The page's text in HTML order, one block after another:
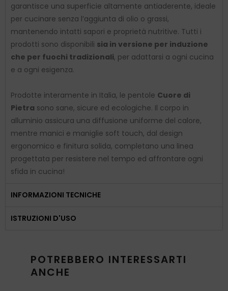
garantisce una superficie altamente antiaderente, ideale
per cucinare senza l’aggiunta di olio o grassi,
mantenendo intatti sapori e proprietà nutritive. Tutti i
prodotti sono disponibili sia in versione per induzione
che per fuochi tradizionali, per adattarsi a ogni cucina
e a ogni esigenza.
Prodotte interamente in Italia, le pentole Cuore di
Pietra sono sane, sicure ed ecologiche. Il corpo in
alluminio assicura una diffusione uniforme del calore,
mentre manici e maniglie soft touch, dal design
ergonomico e finitura solida, completano una linea
progettata per resistere nel tempo ed affrontare ogni
sfida in cucina!
INFORMAZIONI TECNICHE
ISTRUZIONI D'USO
POTREBBERO INTERESSARTI
ANCHE